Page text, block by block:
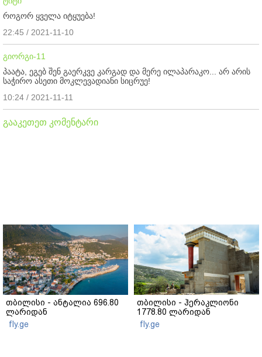
როგორ ყველა იტყუება!
22:45 / 2021-11-10
გიორგი-11
პაატა, ეგებ შენ გაერკვე კარგად და მერე ილაპარაკო... არ არის
საჭირო ასეთი მოკლევადიანი სიცრუე!
10:24 / 2021-11-11
გააკეთეთ კომენტარი
თბილისი - ანტალია 696.80
ლარიდან
fly.ge
თბილისი - ჰერაკლიონი
1778.80 ლარიდან
fly.ge